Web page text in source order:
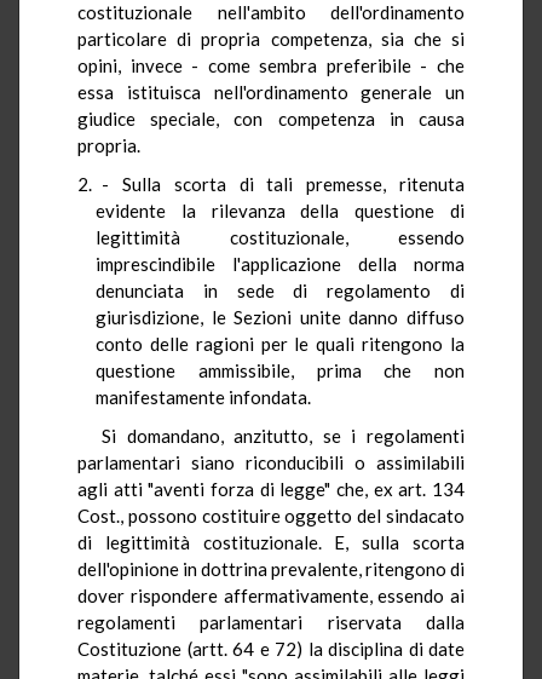
costituzionale nell'ambito dell'ordinamento
particolare di propria competenza, sia che si
opini, invece - come sembra preferibile - che
essa istituisca nell'ordinamento generale un
giudice speciale, con competenza in causa
propria.
- Sulla scorta di tali premesse, ritenuta
evidente la rilevanza della questione di
legittimità costituzionale, essendo
imprescindibile l'applicazione della norma
denunciata in sede di regolamento di
giurisdizione, le Sezioni unite danno diffuso
conto delle ragioni per le quali ritengono la
questione ammissibile, prima che non
manifestamente infondata.
Si domandano, anzitutto, se i regolamenti
parlamentari siano riconducibili o assimilabili
agli atti "aventi forza di legge" che, ex art. 134
Cost., possono costituire oggetto del sindacato
di legittimità costituzionale. E, sulla scorta
dell'opinione in dottrina prevalente, ritengono di
dover rispondere affermativamente, essendo ai
regolamenti parlamentari riservata dalla
Costituzione (artt. 64 e 72) la disciplina di date